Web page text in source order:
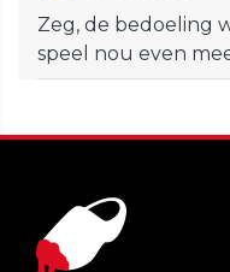
Zeg, de bedoeling
speel nou even